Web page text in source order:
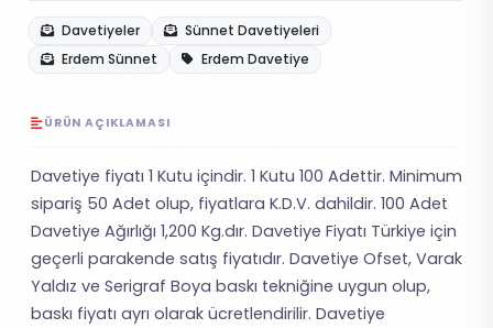
Davetiyeler
Sünnet Davetiyeleri
Erdem Sünnet
Erdem Davetiye
ÜRÜN AÇIKLAMASI
Davetiye fiyatı 1 Kutu içindir. 1 Kutu 100 Adettir. Minimum
sipariş 50 Adet olup, fiyatlara K.D.V. dahildir. 100 Adet
Davetiye Ağırlığı 1,200 Kg.dır. Davetiye Fiyatı Türkiye için
geçerli parakende satış fiyatıdır. Davetiye Ofset, Varak
Yaldız ve Serigraf Boya baskı tekniğine uygun olup,
baskı fiyatı ayrı olarak ücretlendirilir. Davetiye